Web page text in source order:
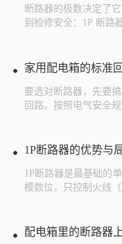
断路器的极数决定了
到检修安全：1P 断路
家用配电箱的标准
要选对断路器，先要
回路。按照电气安全
1P断路器的优势与
1P断路器是最基础的
模数位，只控制火线
配电箱里的断路器